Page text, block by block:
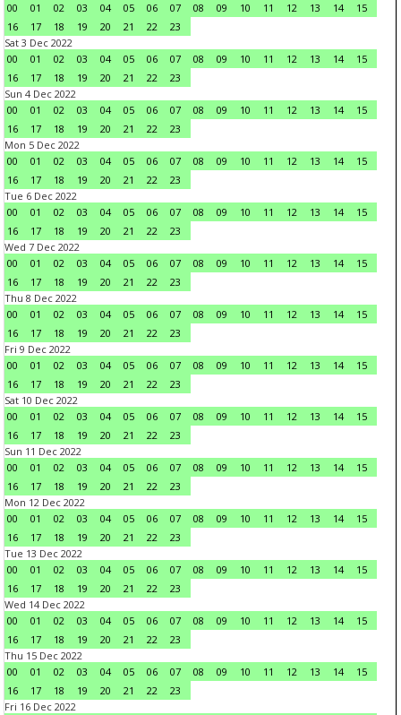
00
01 02 03 04 05 06 07 08 09 10 11 12 13 14
15
16
17 18 19 20 21 22
23
Sat 3 Dec 2022
00
01 02 03 04 05 06 07 08 09 10 11 12 13 14
15
16
17 18 19 20 21 22
23
Sun 4 Dec 2022
00
01 02 03 04 05 06 07 08 09 10 11 12 13 14
15
16
17 18 19 20 21 22
23
Mon 5 Dec 2022
00
01 02 03 04 05 06 07 08 09 10 11 12 13 14
15
16
17 18 19 20 21 22
23
Tue 6 Dec 2022
00
01 02 03 04 05 06 07 08 09 10 11 12 13 14
15
16
17 18 19 20 21 22
23
Wed 7 Dec 2022
00
01 02 03 04 05 06 07 08 09 10 11 12 13 14
15
16
17 18 19 20 21 22
23
Thu 8 Dec 2022
00
01 02 03 04 05 06 07 08 09 10 11 12 13 14
15
16
17 18 19 20 21 22
23
Fri 9 Dec 2022
00
01 02 03 04 05 06 07 08 09 10 11 12 13 14
15
16
17 18 19 20 21 22
23
Sat 10 Dec 2022
00
01 02 03 04 05 06 07 08 09 10 11 12 13 14
15
16
17 18 19 20 21 22
23
Sun 11 Dec 2022
00
01 02 03 04 05 06 07 08 09 10 11 12 13 14
15
16
17 18 19 20 21 22
23
Mon 12 Dec 2022
00
01 02 03 04 05 06 07 08 09 10 11 12 13 14
15
16
17 18 19 20 21 22
23
Tue 13 Dec 2022
00
01 02 03 04 05 06 07 08 09 10 11 12 13 14
15
16
17 18 19 20 21 22
23
Wed 14 Dec 2022
00
01 02 03 04 05 06 07 08 09 10 11 12 13 14
15
16
17 18 19 20 21 22
23
Thu 15 Dec 2022
00
01 02 03 04 05 06 07 08 09 10 11 12 13 14
15
16
17 18 19 20 21 22
23
Fri 16 Dec 2022